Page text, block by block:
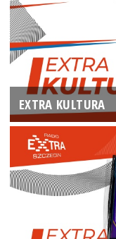
EXTRA KULTURA